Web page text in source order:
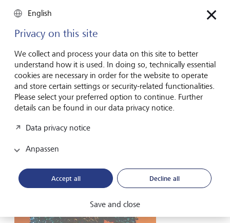
Anlagestrategien
Die grössten Renditekiller an den Finanzmärkten? Es sind
nicht die gefürchteten Crashes, sondern unsere
Emotionen, die oft durchbrennen. Hier sind vier Prinzipien,
die dagegen helfen.
4. Mai 2026
Mehr entdecken
English
Privacy on this site
We collect and process your data on this site to better
understand how it is used. In doing so, technically essential
cookies are necessary in order for the website to operate
and store certain settings or security-related functionalities.
Please select your preferred option to continue. Further
details can be found in our data privacy notice.
Data privacy notice
Anpassen
Accept all Decline all
Save and close